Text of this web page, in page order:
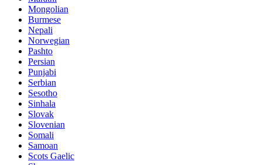
Mongolian
Burmese
Nepali
Norwegian
Pashto
Persian
Punjabi
Serbian
Sesotho
Sinhala
Slovak
Slovenian
Somali
Samoan
Scots Gaelic